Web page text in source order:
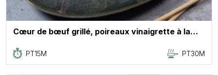
Cœur de bœuf grillé, poireaux vinaigrette à la…
PT15M PT30M